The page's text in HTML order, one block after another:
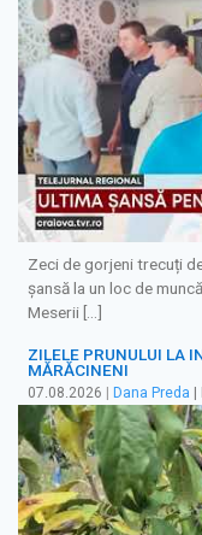
Zeci de gorjeni trecuți
șansă la un loc de
Meserii […]
ZILELE PRUNULUI LA
MĂRĂCINENI
07.08.2026 | Dana Preda |